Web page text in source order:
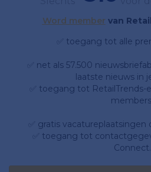
Word member van
✅ toegang tot alle
✅ net als 57.500
laatste nieuws in
✅ toegang tot
✅ gratis
✅ toegang tot
Connect.